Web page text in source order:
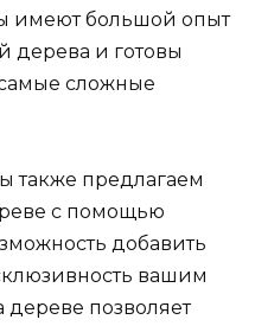
имеют большой опыт
дерева и готовы
сложные
также предлагаем
с помощью
добавить
вашим
дереве позволяет